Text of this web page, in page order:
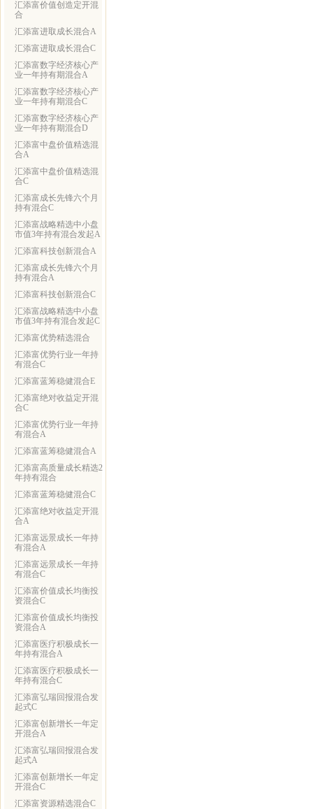
汇添富价值创造定开混
合
汇添富进取成长混合A
汇添富进取成长混合C
汇添富数字经济核心产
业一年持有期混合A
汇添富数字经济核心产
业一年持有期混合C
汇添富数字经济核心产
业一年持有期混合D
汇添富中盘价值精选混
合A
汇添富中盘价值精选混
合C
汇添富成长先锋六个月
持有混合C
汇添富战略精选中小盘
市值3年持有混合发起A
汇添富科技创新混合A
汇添富成长先锋六个月
持有混合A
汇添富科技创新混合C
汇添富战略精选中小盘
市值3年持有混合发起C
汇添富优势精选混合
汇添富优势行业一年持
有混合C
汇添富蓝筹稳健混合E
汇添富绝对收益定开混
合C
汇添富优势行业一年持
有混合A
汇添富蓝筹稳健混合A
汇添富高质量成长精选2
年持有混合
汇添富蓝筹稳健混合C
汇添富绝对收益定开混
合A
汇添富远景成长一年持
有混合A
汇添富远景成长一年持
有混合C
汇添富价值成长均衡投
资混合C
汇添富价值成长均衡投
资混合A
汇添富医疗积极成长一
年持有混合A
汇添富医疗积极成长一
年持有混合C
汇添富弘瑞回报混合发
起式C
汇添富创新增长一年定
开混合A
汇添富弘瑞回报混合发
起式A
汇添富创新增长一年定
开混合C
汇添富资源精选混合C